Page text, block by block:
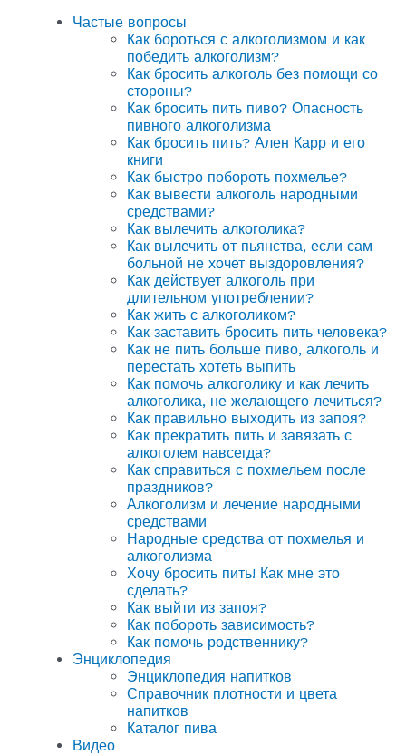
Частые вопросы
Как бороться с алкоголизмом и как
победить алкоголизм?
Как бросить алкоголь без помощи со
стороны?
Как бросить пить пиво? Опасность
пивного алкоголизма
Как бросить пить? Ален Карр и его
книги
Как быстро побороть похмелье?
Как вывести алкоголь народными
средствами?
Как вылечить алкоголика?
Как вылечить от пьянства, если сам
больной не хочет выздоровления?
Как действует алкоголь при
длительном употреблении?
Как жить с алкоголиком?
Как заставить бросить пить человека?
Как не пить больше пиво, алкоголь и
перестать хотеть выпить
Как помочь алкоголику и как лечить
алкоголика, не желающего лечиться?
Как правильно выходить из запоя?
Как прекратить пить и завязать с
алкоголем навсегда?
Как справиться с похмельем после
праздников?
Алкоголизм и лечение народными
средствами
Народные средства от похмелья и
алкоголизма
Хочу бросить пить! Как мне это
сделать?
Как выйти из запоя?
Как побороть зависимость?
Как помочь родственнику?
Энциклопедия
Энциклопедия напитков
Справочник плотности и цвета
напитков
Каталог пива
Видео